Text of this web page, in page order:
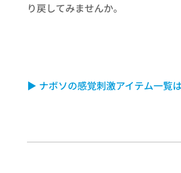
り戻してみませんか。
▶ ナボソの感覚刺激アイテム一覧